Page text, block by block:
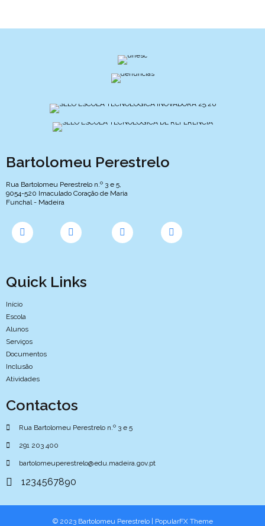
Bartolomeu Perestrelo
Rua Bartolomeu Perestrelo n.º 3 e 5,
9054-520 Imaculado Coração de Maria
Funchal - Madeira
Quick Links
Início
Escola
Alunos
Serviços
Documentos
Inclusão
Atividades
Contactos
Rua Bartolomeu Perestrelo n.º 3 e 5
291 203 400
bartolomeuperestrelo@edu.madeira.gov.pt
1234567890
© 2023 Bartolomeu Perestrelo | PopularFX Theme